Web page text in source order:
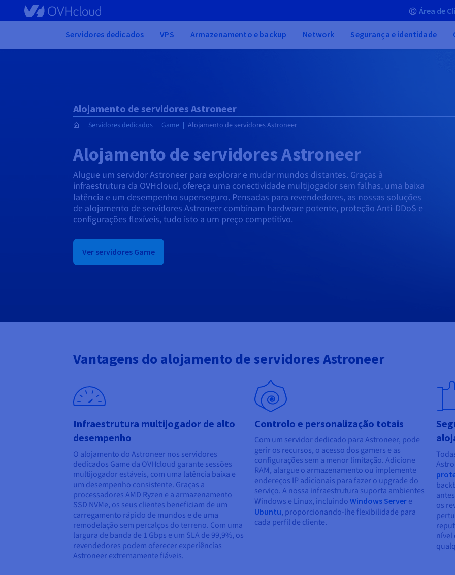
to
Área de
Servidores dedicados VPS Armazenamento e backup Network Segurança e identidade
Alojamento de servidores Astroneer
Servidores dedicados Game Alojamento de servidores Astroneer
Alojamento de servidores Astroneer
Alugue um servidor Astroneer para explorar e mudar mundos distantes. Graças à
infraestrutura da OVHcloud, ofereça uma conectividade multijogador sem falhas, uma baixa
latência e um desempenho superseguro. Pensadas para revendedores, as nossas soluções
de alojamento de servidores Astroneer combinam hardware potente, proteção Anti-DDoS e
configurações flexíveis, tudo isto a um preço competitivo.
Ver servidores Game
Vantagens do alojamento de servidores Astroneer
Infraestrutura multijogador de alto
desempenho
O alojamento do Astroneer nos servidores
dedicados Game da OVHcloud garante sessões
multijogador estáveis, com uma latência baixa e
um desempenho consistente. Graças a
processadores AMD Ryzen e a armazenamento
SSD NVMe, os seus clientes beneficiam de um
carregamento rápido de mundos e de uma
remodelação sem percalços do terreno. Com uma
largura de banda de 1 Gbps e um SLA de 99,9%, os
revendedores podem oferecer experiências
Astroneer extremamente fiáveis.
Controlo e personalização totais
Com um servidor dedicado para Astroneer, pode
gerir os recursos, o acesso dos gamers e as
configurações sem a menor limitação. Adicione
RAM, alargue o armazenamento ou implemente
endereços IP adicionais para fazer o upgrade do
serviço. A nossa infraestrutura suporta ambientes
Windows e Linux, incluindoWindows Server e
Ubuntu, proporcionando-lhe flexibilidade para
cada perfil de cliente.
os
nível